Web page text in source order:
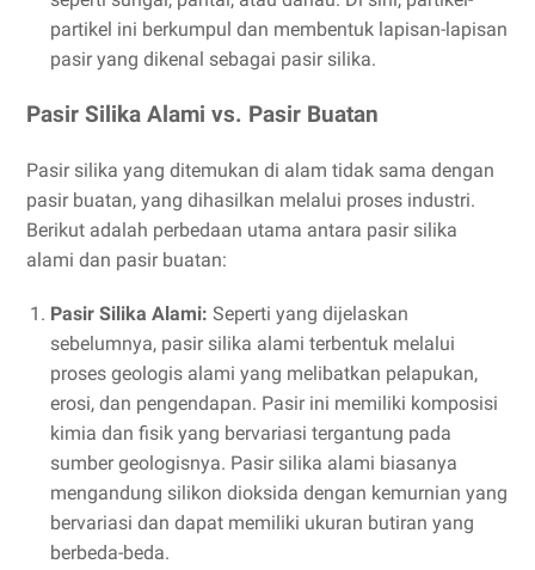
partikel ini berkumpul dan membentuk lapisan-lapisan
pasir yang dikenal sebagai pasir silika.
Pasir Silika Alami vs. Pasir Buatan
Pasir silika yang ditemukan di alam tidak sama dengan
pasir buatan, yang dihasilkan melalui proses industri.
Berikut adalah perbedaan utama antara pasir silika
alami dan pasir buatan:
Pasir Silika Alami: Seperti yang dijelaskan
sebelumnya, pasir silika alami terbentuk melalui
proses geologis alami yang melibatkan pelapukan,
erosi, dan pengendapan. Pasir ini memiliki komposisi
kimia dan fisik yang bervariasi tergantung pada
sumber geologisnya. Pasir silika alami biasanya
mengandung silikon dioksida dengan kemurnian yang
bervariasi dan dapat memiliki ukuran butiran yang
berbeda-beda.